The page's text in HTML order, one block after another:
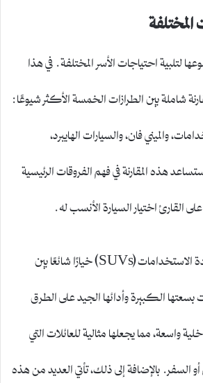
المختلفة
لتلبية احتياجات الأسر المختلفة. في هذا
شاملة بين الطرازات الخمسة الأكثر شيوعًا:
والميني فان، والسيارات الهايبرد،
هذه المقارنة في فهم الفروقات الرئيسية
اختيار السيارة الأنسب له.
أولاً، تعتبر السيارات متعددة الاستخدامات (SUVs) خيارًا شائعًا بين
بسعتها الكبيرة وأدائها الجيد على الطرق
واسعة، مما يجعلها مثالية للعائلات التي
السفر. بالإضافة إلى ذلك، تأتي العديد من هذه